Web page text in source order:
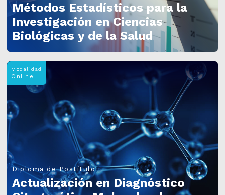
Métodos Estadísticos para la
Investigación en Ciencias
Biológicas y de la Salud
Modalidad
Online
Diploma de Postítulo
Actualización en Diagnóstico